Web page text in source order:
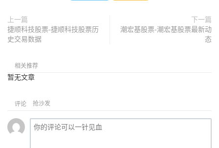
上一篇
捷顺科技股票-捷顺科技股票历
史交易数据
下一篇
潮宏基股票-潮宏基股票最新动
态
相关推荐
暂无文章
评论 抢沙发